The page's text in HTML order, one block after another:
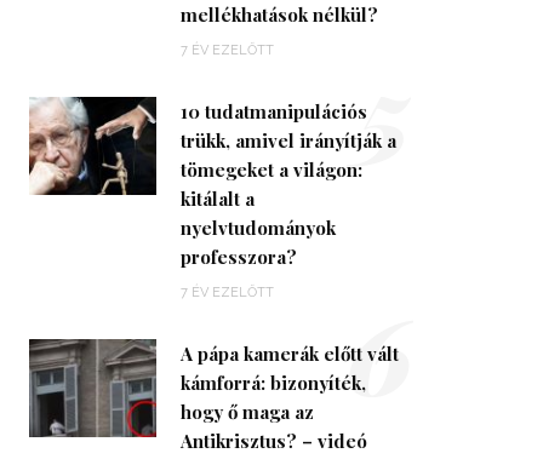
mellékhatások nélkül?
7 ÉV EZELŐTT
10 tudatmanipulációs
trükk, amivel irányítják a
tömegeket a világon:
kitálalt a
nyelvtudományok
professzora?
7 ÉV EZELŐTT
5
A pápa kamerák előtt vált
kámforrá: bizonyíték,
hogy ő maga az
Antikrisztus? – videó
6